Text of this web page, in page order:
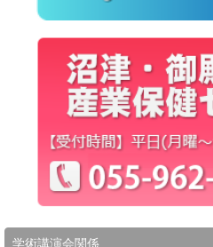
学術講演会関係